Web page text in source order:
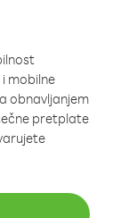
mobilne
obnavljanjem
pretplate